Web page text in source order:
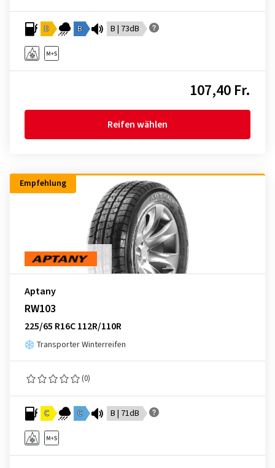
D B B | 73dB
107,40 Fr.
Reifen wählen
Empfehlung
Aptany
RW103
225/65 R16C 112R/110R
Transporter Winterreifen
(0)
C C B | 71dB